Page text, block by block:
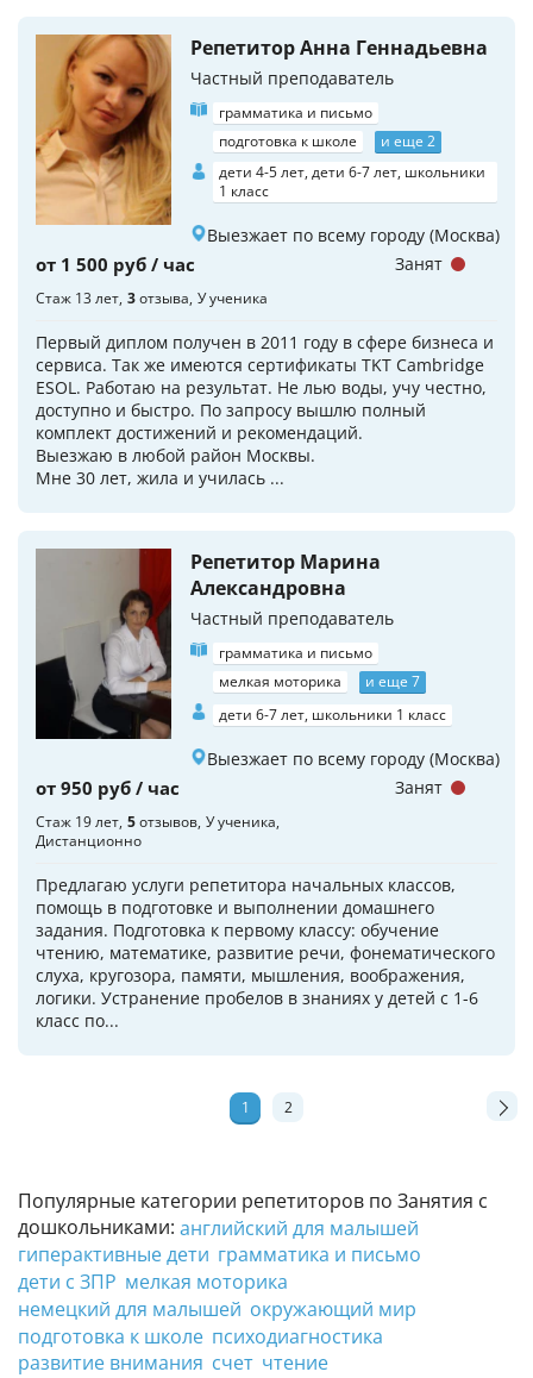
Популярные категории репетиторов по Занятия с
дошкольниками: английский для малышей
гиперактивные дети грамматика и письмо
дети с ЗПР мелкая моторика
немецкий для малышей окружающий мир
подготовка к школе психодиагностика
развитие внимания счет чтение
Репетитор Анна Геннадьевна
Частный преподаватель
грамматика и письмо
подготовка к школе
и еще 2
дети 4-5 лет, дети 6-7 лет, школьники
1 класс
Выезжает по всему городу (Москва)
от 1 500 руб / час
Стаж 13 лет 3отзыва У ученика
Первый диплом получен в 2011 году в сфере бизнеса и
сервиса. Так же имеются сертификаты TKT Cambridge
ESOL. Работаю на результат. Не лью воды, учу честно,
доступно и быстро. По запросу вышлю полный
комплект достижений и рекомендаций.
Выезжаю в любой район Москвы.
Мне 30 лет, жила и училась ...
Занят
Репетитор Марина
Александровна
Частный преподаватель
грамматика и письмо
мелкая моторика
и еще 7
дети 6-7 лет, школьники 1 класс
Выезжает по всему городу (Москва)
от 950 руб / час
Стаж 19 лет 5отзывов У ученика
Дистанционно
Предлагаю услуги репетитора начальных классов,
помощь в подготовке и выполнении домашнего
задания. Подготовка к первому классу: обучение
чтению, математике, развитие речи, фонематического
слуха, кругозора, памяти, мышления, воображения,
логики. Устранение пробелов в знаниях у детей с 1-6
класс по...
Занят
1 2